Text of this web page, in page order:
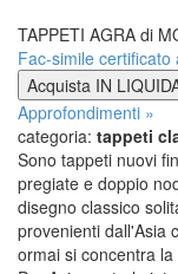
TAPPETI AGRA di
Fac-simile certificato
Acquista IN
Approfondimenti »
categoria: tappeti
Sono tappeti nuovi
pregiate e doppio
disegno classico
provenienti dall'Asia
ormai si concentra